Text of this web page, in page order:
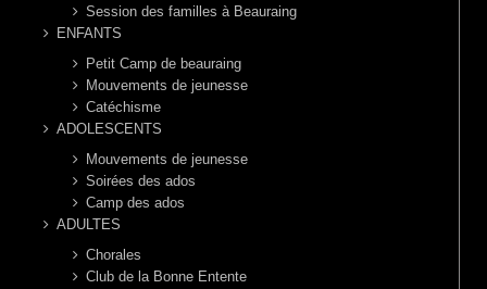
Session des familles à Beauraing
ENFANTS
Petit Camp de beauraing
Mouvements de jeunesse
Catéchisme
ADOLESCENTS
Mouvements de jeunesse
Soirées des ados
Camp des ados
ADULTES
Chorales
Club de la Bonne Entente